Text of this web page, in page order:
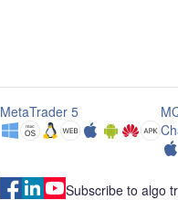
MetaTrader 5
Subscribe to algo